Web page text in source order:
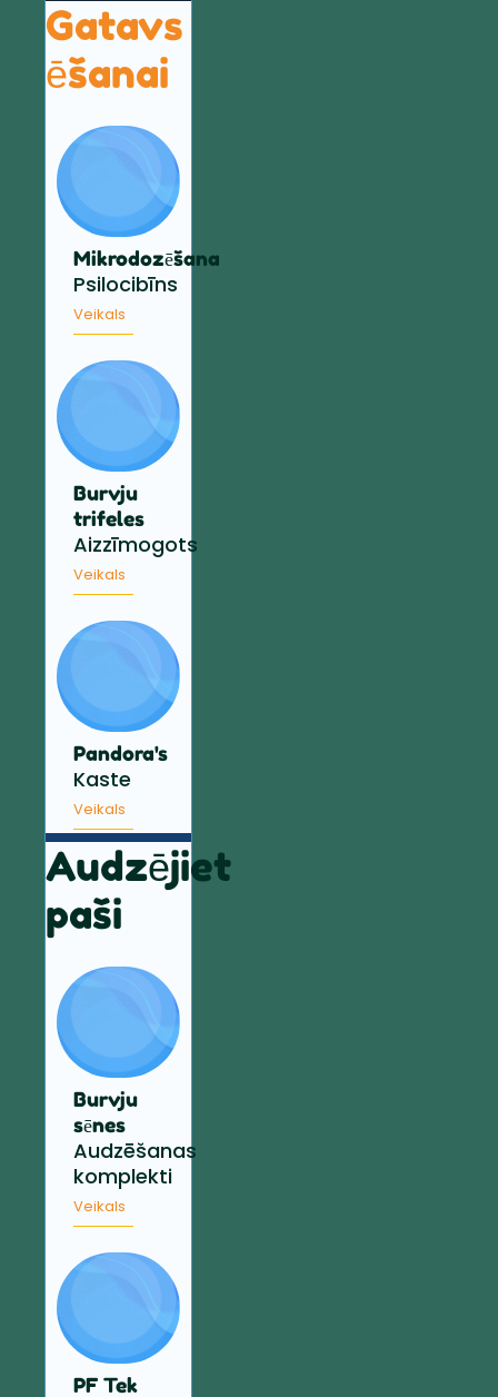
Gatavs
ēšanai
Mikrodozēšana
Psilocibīns
Veikals
Burvju
trifeles
Aizzīmogots
Veikals
Pandora's
Kaste
Veikals
Audzējiet
paši
Burvju
sēnes
Audzēšanas
komplekti
Veikals
PF Tek